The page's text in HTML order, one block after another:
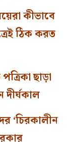
কীভাবে
ঠিক করত
ছাড়া
দীর্ঘকাল
‘চিরকালীন